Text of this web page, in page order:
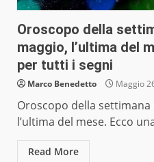
Oroscopo della
maggio, l’ultima del
per tutti i segni
Marco Benedetto Maggio
Oroscopo della settimana
l’ultima del mese. Ecco
Read More